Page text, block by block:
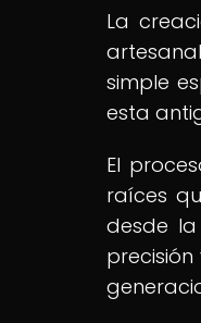
La
simple
esta
El
raíces
desde